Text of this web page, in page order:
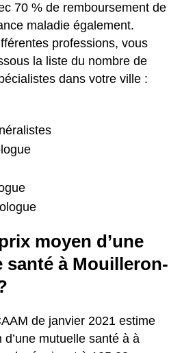
70 % de remboursement de
maladie également.
professions, vous
la liste du nombre de
dans votre ville :
moyen d’une
santé à Mouilleron-
de janvier 2021 estime
mutuelle santé à à